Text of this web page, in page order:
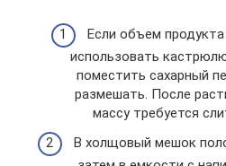
Если объем
использовать
поместить сахарный
размешать. После
массу требуется
В холщовый мешок